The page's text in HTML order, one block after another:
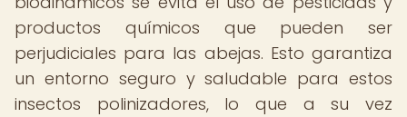
productos químicos que pueden ser
perjudiciales para las abejas. Esto garantiza
un entorno seguro y saludable para estos
insectos polinizadores, lo que a su vez